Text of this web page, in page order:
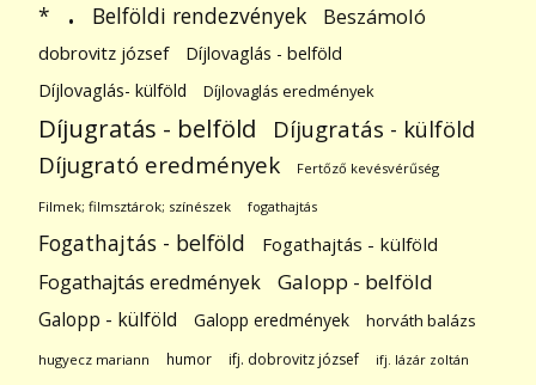
* . Belföldi rendezvények Beszámoló
dobrovitz józsef
Díjlovaglás - belföld
Díjlovaglás- külföld
Díjlovaglás eredmények
Díjugratás - belföld Díjugratás - külföld
Díjugrató eredmények Fertőző kevésvérűség
Filmek; filmsztárok; színészek fogathajtás
Fogathajtás - belföld Fogathajtás - külföld
Fogathajtás eredmények Galopp - belföld
Galopp - külföld Galopp eredmények horváth balázs
hugyecz mariann humor ifj. dobrovitz józsef ifj. lázár zoltán